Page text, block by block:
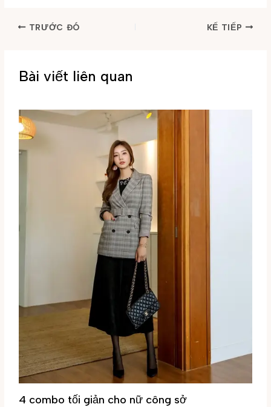
TRƯỚC ĐÓ KẾ TIẾP
Bài viết liên quan
4 combo tối giản cho nữ công sở